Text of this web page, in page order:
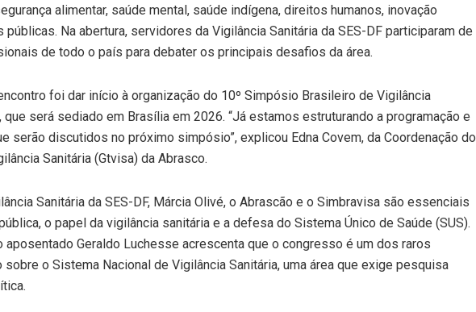
alimentar, saúde mental, saúde indígena, direitos humanos, inovação
Na abertura, servidores da Vigilância Sanitária da SES-DF participaram de
de todo o país para debater os principais desafios da área.
foi dar início à organização do 10º Simpósio Brasileiro de Vigilância
que será sediado em Brasília em 2026. “Já estamos estruturando a programação e
serão discutidos no próximo simpósio”, explicou Edna Covem, da Coordenação do
Sanitária (Gtvisa) da Abrasco.
Sanitária da SES-DF, Márcia Olivé, o Abrascão e o Simbravisa são essenciais
o papel da vigilância sanitária e a defesa do Sistema Único de Saúde (SUS).
Geraldo Luchesse acrescenta que o congresso é um dos raros
o Sistema Nacional de Vigilância Sanitária, uma área que exige pesquisa